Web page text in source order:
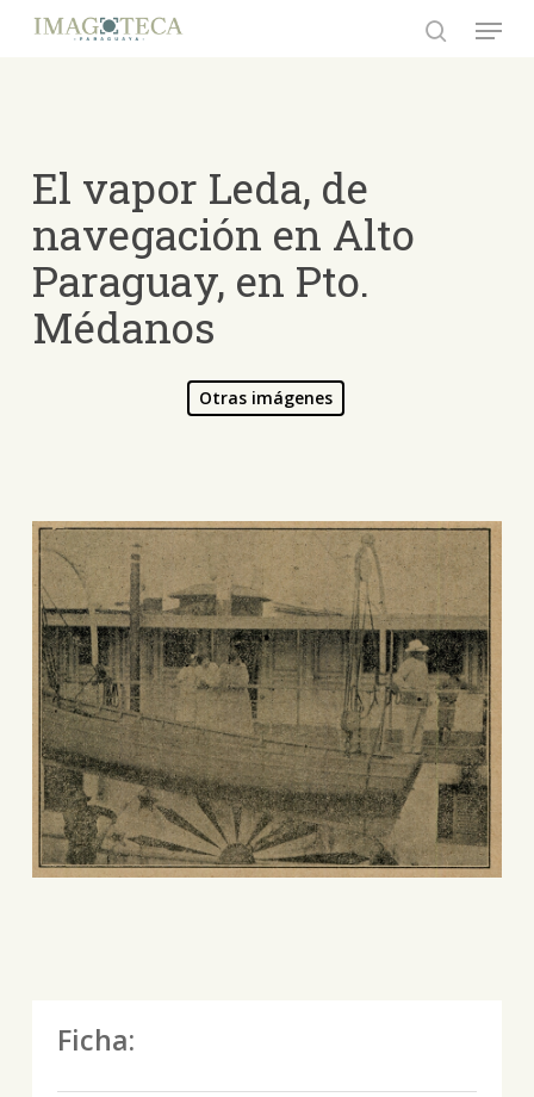
Menu
El vapor Leda, de
navegación en Alto
Paraguay, en Pto.
Médanos
Otras imágenes
Ficha: